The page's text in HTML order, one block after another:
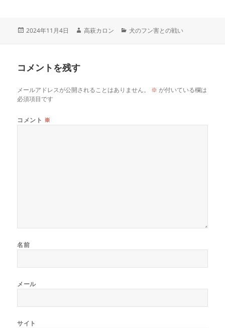
2024年11月4日 高萩カロン 犬のフン害との戦い
コメントを残す
メールアドレスが公開されることはありません。 ※ が付いている欄は
必須項目です
コメント ※
名前
メール
サイト